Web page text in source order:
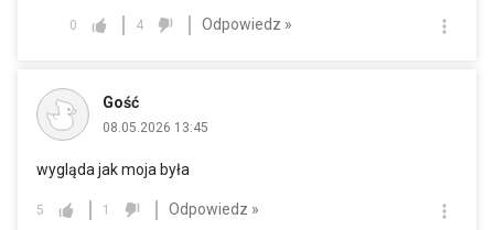
0 4 Odpowiedz »
Gość
08.05.2026 13:45
wygląda jak moja była
5 1 Odpowiedz »